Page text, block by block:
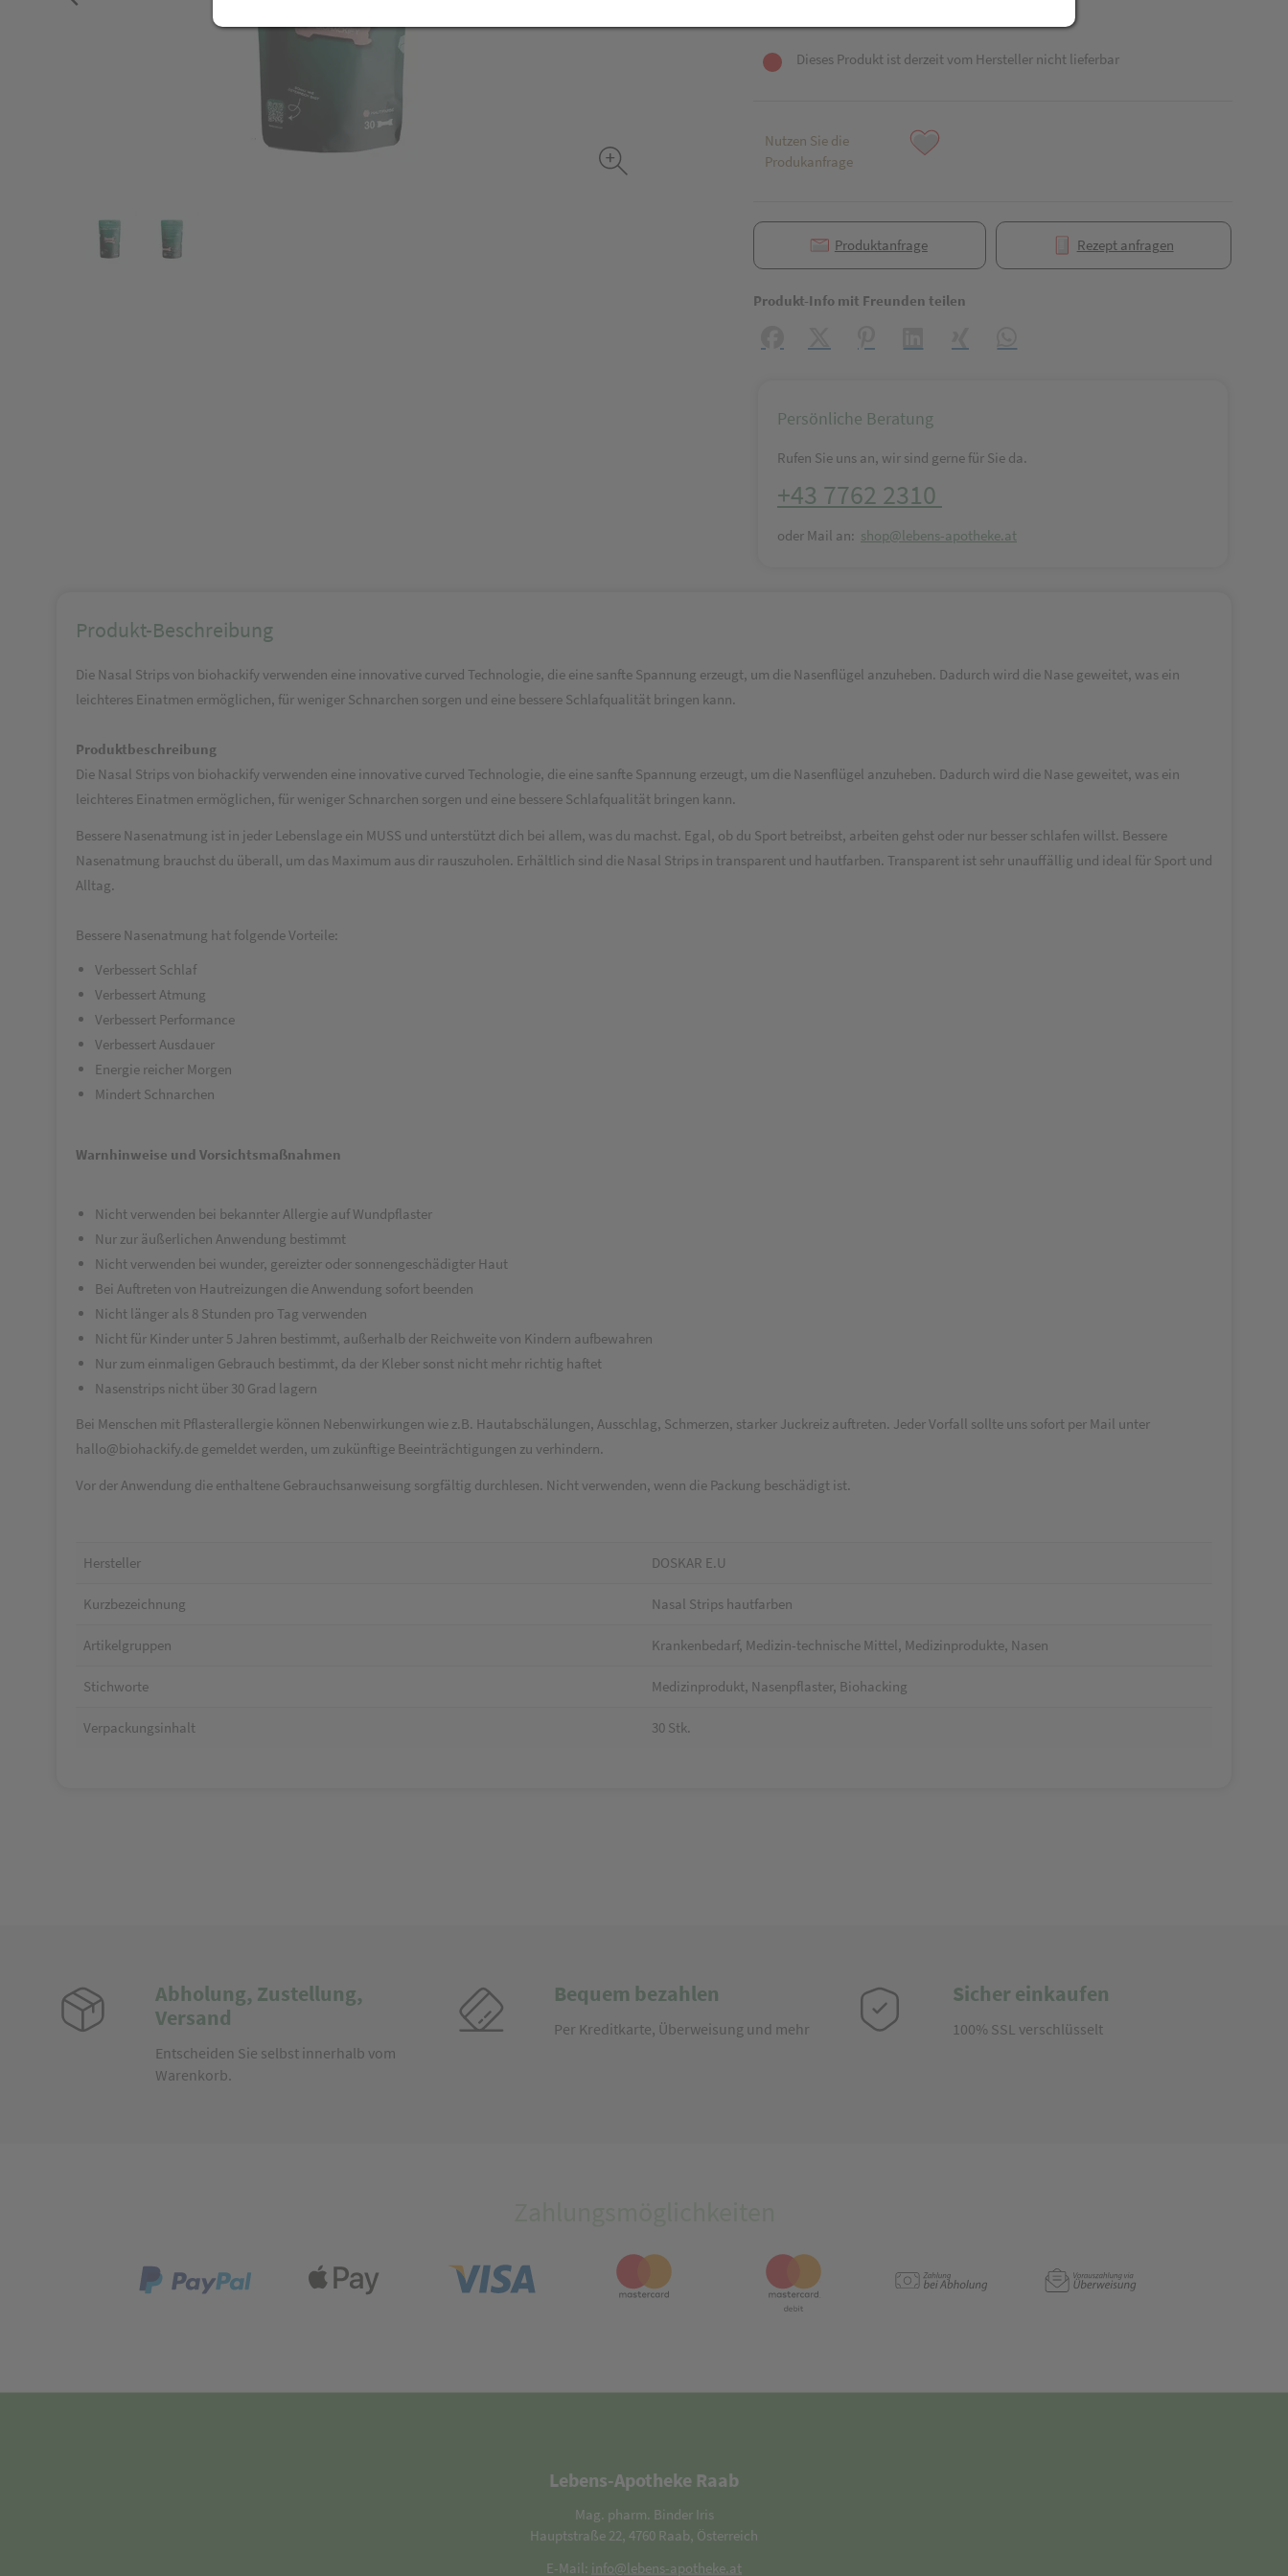
Dieses Produkt ist derzeit vom Hersteller nicht lieferbar
Nutzen Sie die
Produkanfrage
Produktanfrage Rezept anfragen
Produkt-Info mit Freunden teilen
Persönliche Beratung
Rufen Sie uns an, wir sind gerne für Sie da.
+43 7762 2310
oder Mail an: shop@lebens-apotheke.at
Produkt-Beschreibung
Die Nasal Strips von biohackify verwenden eine innovative curved Technologie, die eine sanfte Spannung erzeugt, um die Nasenflügel anzuheben. Dadurch wird die Nase geweitet, was ein
leichteres Einatmen ermöglichen, für weniger Schnarchen sorgen und eine bessere Schlafqualität bringen kann.
Produktbeschreibung
Die Nasal Strips von biohackify verwenden eine innovative curved Technologie, die eine sanfte Spannung erzeugt, um die Nasenflügel anzuheben. Dadurch wird die Nase geweitet, was ein
leichteres Einatmen ermöglichen, für weniger Schnarchen sorgen und eine bessere Schlafqualität bringen kann.
Bessere Nasenatmung ist in jeder Lebenslage ein MUSS und unterstützt dich bei allem, was du machst. Egal, ob du Sport betreibst, arbeiten gehst oder nur besser schlafen willst. Bessere
Nasenatmung brauchst du überall, um das Maximum aus dir rauszuholen. Erhältlich sind die Nasal Strips in transparent und hautfarben. Transparent ist sehr unauffällig und ideal für Sport und
Alltag.
Bessere Nasenatmung hat folgende Vorteile:
Verbessert Schlaf
Verbessert Atmung
Verbessert Performance
Verbessert Ausdauer
Energie reicher Morgen
Mindert Schnarchen
Warnhinweise und Vorsichtsmaßnahmen
Nicht verwenden bei bekannter Allergie auf Wundpflaster
Nur zur äußerlichen Anwendung bestimmt
Nicht verwenden bei wunder, gereizter oder sonnengeschädigter Haut
Bei Auftreten von Hautreizungen die Anwendung sofort beenden
Nicht länger als 8 Stunden pro Tag verwenden
Nicht für Kinder unter 5 Jahren bestimmt, außerhalb der Reichweite von Kindern aufbewahren
Nur zum einmaligen Gebrauch bestimmt, da der Kleber sonst nicht mehr richtig haftet
Nasenstrips nicht über 30 Grad lagern
Bei Menschen mit Pflasterallergie können Nebenwirkungen wie z.B. Hautabschälungen, Ausschlag, Schmerzen, starker Juckreiz auftreten. Jeder Vorfall sollte uns sofort per Mail unter
hallo@biohackify.de gemeldet werden, um zukünftige Beeinträchtigungen zu verhindern.
Vor der Anwendung die enthaltene Gebrauchsanweisung sorgfältig durchlesen. Nicht verwenden, wenn die Packung beschädigt ist.
Hersteller DOSKAR E.U
Kurzbezeichnung Nasal Strips hautfarben
Artikelgruppen Krankenbedarf, Medizin-technische Mittel, Medizinprodukte, Nasen
Stichworte Medizinprodukt, Nasenpflaster, Biohacking
Verpackungsinhalt 30 Stk.
Abholung, Zustellung,
Versand
Entscheiden Sie selbst innerhalb vom
Warenkorb.
Bequem bezahlen
Per Kreditkarte, Überweisung und mehr
Sicher einkaufen
100% SSL verschlüsselt
Lebens-Apotheke Raab
Mag. pharm. Binder Iris
Hauptstraße 22, 4760 Raab, Österreich
E-Mail: info@lebens-apotheke.at